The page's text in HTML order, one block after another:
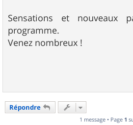
Sensations et nouveaux
programme.
Venez nombreux !
Répondre
1 message • Page 1